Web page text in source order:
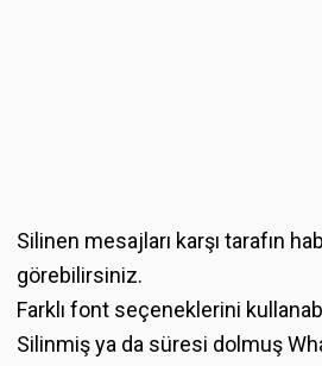
Silinen mesajları karşı tarafın
görebilirsiniz.
Farklı font seçeneklerini
Silinmiş ya da süresi dolmuş